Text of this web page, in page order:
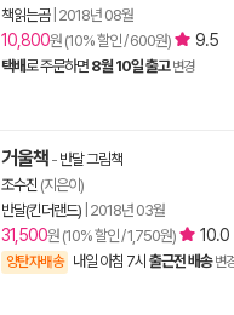
책읽는곰| 2018년 08월
10,800원 (10% 할인 / 600원) 9.5
택배로 주문하면 8월 10일 출고 변경
거울책 - 반달 그림책
조수진 (지은이)
반달(킨더랜드) 2018년 03월
31,500원 (10% 할인 / 1,750원) 10.0
양탄자배송 내일 아침 7시 출근전 배송 변